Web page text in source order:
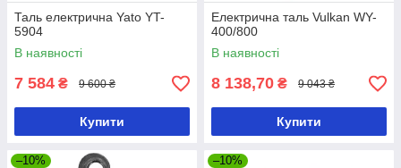
Таль електрична Yato YT-
5904
В наявності
7 584 ₴ 9 600 ₴
Купити
Електрична таль Vulkan WY-
400/800
В наявності
8 138,70 ₴ 9 043 ₴
Купити
–10% –10%